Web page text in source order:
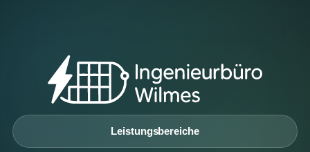
Leistungsbereiche